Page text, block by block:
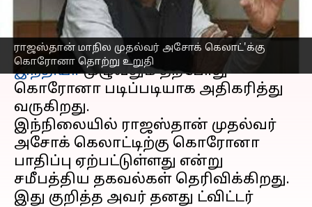
ராஜஸ்தான் மாநில முதல்வர் அசோக் கெலாட்'க்கு
கொரோனா தொற்று உறுதி
Nivetha P Apr 04, 2023 06:13 pm
செய்தி முன்னோட்டம்
இந்தியாமுழுவதும் தற்போது
கொரோனா படிப்படியாக அதிகரித்து
வருகிறது.
இந்நிலையில் ராஜஸ்தான் முதல்வர்
அசோக் கெலாட்டிற்கு கொரோனா
பாதிப்பு ஏற்பட்டுள்ளது என்று
சமீபத்திய தகவல்கள் தெரிவிக்கிறது.
இது குறித்த அவர் தனது ட்விட்டர்